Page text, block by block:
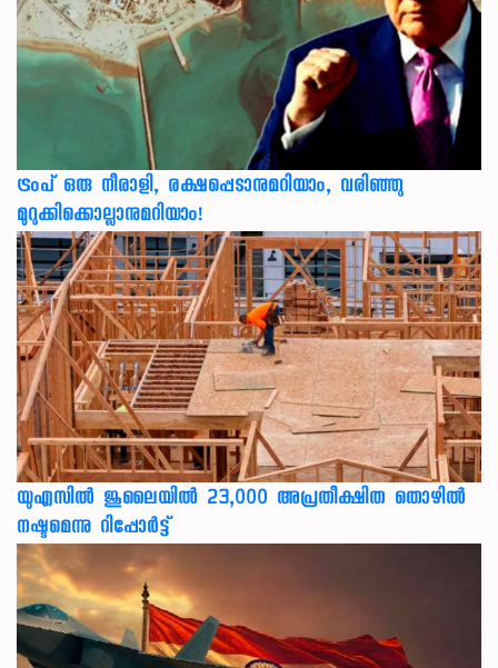
ട്രംപ് ഒരു നീരാളി, രക്ഷപ്പെടാനുമറിയാം, വരിഞ്ഞു
മുറുക്കിക്കൊല്ലാനുമറിയാം!
യുഎസില്‍ ജൂലൈയില്‍ 23,000 അപ്രതീക്ഷിത തൊഴില്‍
നഷ്ടമെന്നു റിപ്പോര്‍ട്ട്